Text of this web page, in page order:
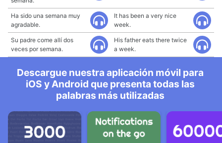
Ha sido una semana muy
agradable.
It has been a very nice
week.
Su padre come allí dos
veces por semana.
His father eats there twice
a week.
Descargue nuestra aplicación móvil para
iOS y Android que presenta todas las
palabras más utilizadas